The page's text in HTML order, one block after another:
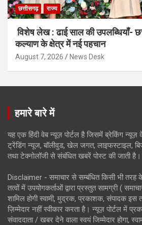
छत्तीसगढ़ राज्य
विशेष लेख : ढाई साल की उपलब्धियाँ-
कल्याण के क्षेत्र में नई पहचान
August 7, 2026 News Desk
हमारे बारे में
यह एक हिंदी वेब न्यूज़ पोर्टल है जिसमें ब्रेकिंग न्यूज़
ट्रेंडिंग न्यूज, बॉलीवुड, खेल जगत, लाइफस्टाइल,
तथा टेक्नोलॉजी से संबंधित खबरें पोस्ट की जाती है।
Disclaimer - समाचार से सम्बंधित किसी भी
तत्वों में उपयोगकर्ताओं द्वारा प्रस्तुत सामग्री (
शामिल होगी स्वामी, मुद्रक, प्रकाशक, संपादक इस
ज़िम्मेदार नहीं स्वीकार करता है। न्यूज़ पोर्टल में
संवाददाता / खबर देने वाला स्वयं जिम्मेदार होगा,